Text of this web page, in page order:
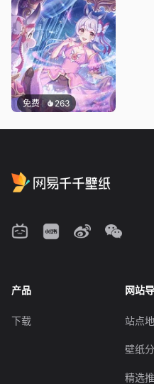
免费 263
产品
下载
网站
站点
壁纸
精选